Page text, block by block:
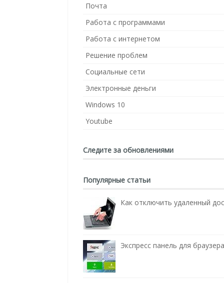
Почта
Работа с программами
Работа с интернетом
Решение проблем
Социальные сети
Электронные деньги
Windows 10
Youtube
Следите за обновлениями
Популярные статьи
Как отключить удаленный
Экспресс панель для